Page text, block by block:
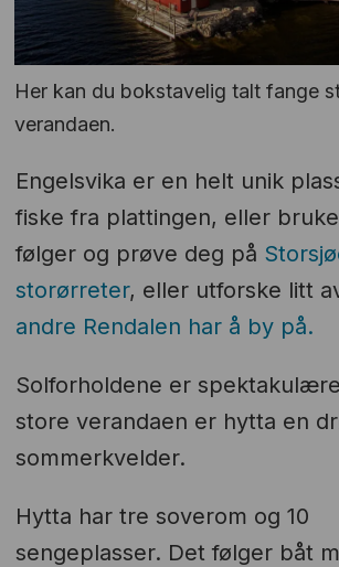
Her kan du bokstavelig talt fange
verandaen.
Engelsvika er en helt unik
fiske fra plattingen, eller
følger og prøve deg på
storørreter, eller utforske litt
andre Rendalen har å by på.
Solforholdene er
store verandaen er hytta en
sommerkvelder.
Hytta har tre soverom og 10
sengeplasser. Det følger båt